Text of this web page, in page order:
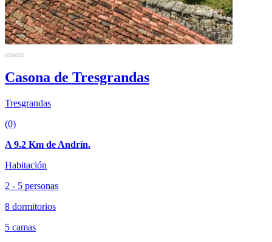
Casona de Tresgrandas
Tresgrandas
(0)
A 9.2 Km de Andrín.
Habitación
2 - 5 personas
8 dormitorios
5 camas